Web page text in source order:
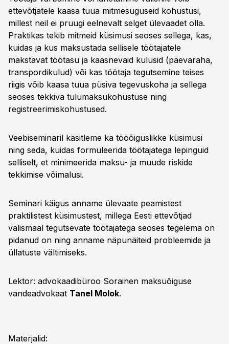
ettevõtjatele kaasa tuua mitmesuguseid kohustusi,
millest neil ei pruugi eelnevalt selget ülevaadet olla.
Praktikas tekib mitmeid küsimusi seoses sellega, kas,
kuidas ja kus maksustada sellisele töötajatele
makstavat töötasu ja kaasnevaid kulusid (päevaraha,
transpordikulud) või kas töötaja tegutsemine teises
riigis võib kaasa tuua püsiva tegevuskoha ja sellega
seoses tekkiva tulumaksukohustuse ning
registreerimiskohustused.
Veebiseminaril käsitleme ka tööõiguslikke küsimusi
ning seda, kuidas formuleerida töötajatega lepinguid
selliselt, et minimeerida maksu- ja muude riskide
tekkimise võimalusi.
Seminari käigus anname ülevaate peamistest
praktilistest küsimustest, millega Eesti ettevõtjad
välismaal tegutsevate töötajatega seoses tegelema on
pidanud on ning anname näpunäiteid probleemide ja
üllatuste vältimiseks.
Lektor: advokaadibüroo Sorainen maksuõiguse
vandeadvokaat Tanel Molok.
Materjalid: